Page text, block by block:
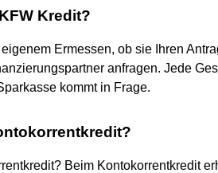
Kredit?
Ermessen, ob sie Ihren
anfragen. Jede
kommt in Frage.
Beim Kontokorrentkredit